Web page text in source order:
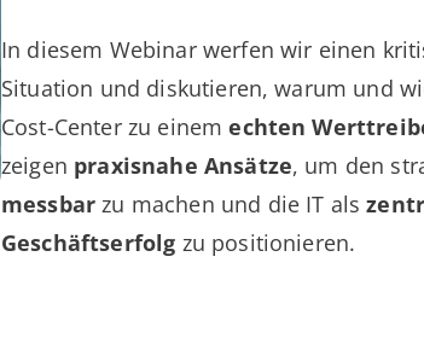
In diesem Webinar werfen wir einen
Situation und diskutieren, warum und
Cost-Center zu einemechten
zeigen praxisnahe Ansätze, um den
messbar zu machen und die IT als
Geschäftserfolg zu positionieren.